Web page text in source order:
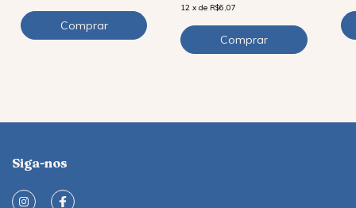
12 xde R$6,07
Siga-nos